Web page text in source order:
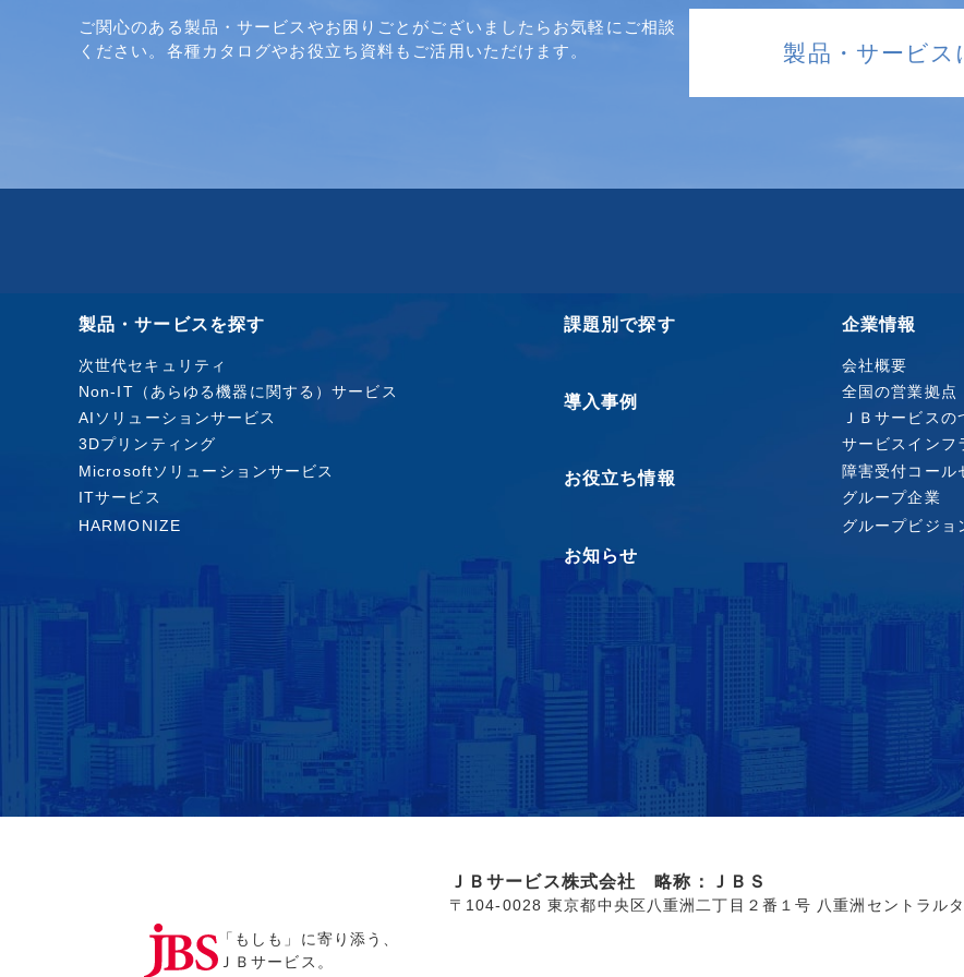
ご関心のある製品・サービスやお困りごとがございましたらお気軽にご相談
ください。各種カタログやお役立ち資料もご活用いただけます。
製品・サービス
製品・サービスを探す
次世代セキュリティ
Non-IT（あらゆる機器に関する）サービス
AIソリューションサービス
3Dプリンティング
Microsoftソリューションサービス
ITサービス
HARMONIZE
課題別で探す
導入事例
お役立ち情報
お知らせ
企業情報
会社概要
全国の営業拠点
ＪＢサービスの
サービスインフ
障害受付コール
グループ企業
グループビジョ
「もしも」に寄り添う、
ＪＢサービス。
ＪＢサービス株式会社 略称：ＪＢＳ
〒104-0028 東京都中央区八重洲二丁目２番１号 八重洲セントラル